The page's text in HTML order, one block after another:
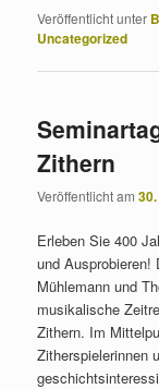
Veröffentlicht unter
Uncategorized
Zithern
Veröffentlicht am
Erleben Sie 400
und Ausprobieren!
Mühlemann und
musikalische
Zithern. Im
Zitherspielerinnen